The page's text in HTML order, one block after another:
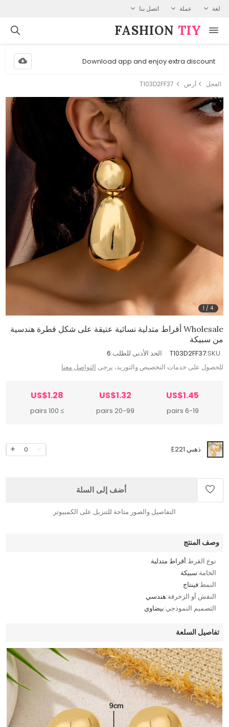
لغة عملة اتصل بنا
FASHION⁠ TIY
Download app and enjoy extra discount
العجل أرض T103D2FF37
1 /4
Wholesale أقراط متدلية نسائية عتيقة على شكل قطرة هندسية
من سبيكة
SKU:
T103D2FF37 الحد الأدنى للطلب:6
للحصول على خدمات التخصيص والتوريد، يرجى التواصل معنا
US$1.45
6-19 pairs
US$1.32
20-99 pairs
US$1.28
≥ 100 pairs
ذهبي E221 0
أضف إلى السلة
التفاصيل والصور متاحة للتنزيل على الكمبيوتر
وصف المنتج
نوع القرط:أقراط متدلية
الخامة:سبيكة
النمط:فينتاج
النقش أو الزخرفة:هندسي
التصميم النموذجي:بيضاوي
تفاصيل السلعة